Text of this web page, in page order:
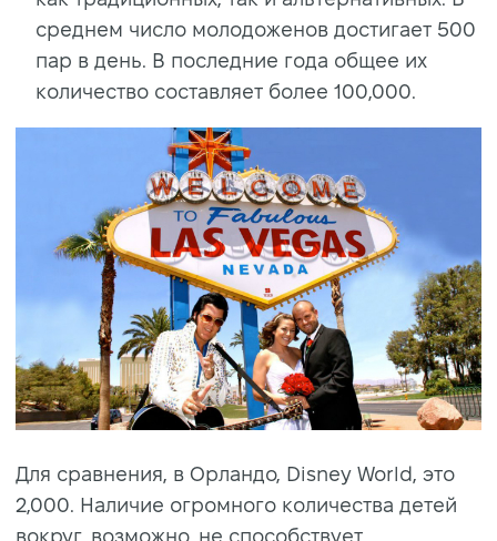
среднем число молодоженов достигает 500
пар в день. В последние года общее их
количество составляет более 100,000.
Для сравнения, в Орландо, Disney World, это
2,000. Наличие огромного количества детей
вокруг, возможно, не способствует